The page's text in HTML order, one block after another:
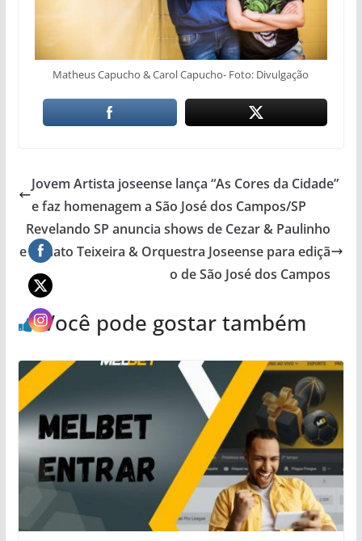
Matheus Capucho & Carol Capucho- Foto: Divulgação
Jovem Artista joseense lança “As Cores da Cidade”
e faz homenagem a São José dos Campos/SP
Revelando SP anuncia shows de Cezar & Paulinho
e Renato Teixeira & Orquestra Joseense para ediçã
o de São José dos Campos
Você pode gostar também